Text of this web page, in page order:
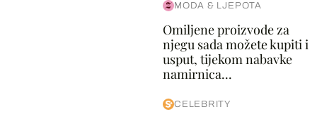
MODA & LJEPOTA
Omiljene proizvode za
njegu sada možete kupiti i
usput, tijekom nabavke
namirnica...
CELEBRITY